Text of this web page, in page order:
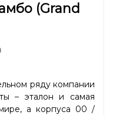
(Grand
ряду компании
– эталон и самая
а корпуса 00 /